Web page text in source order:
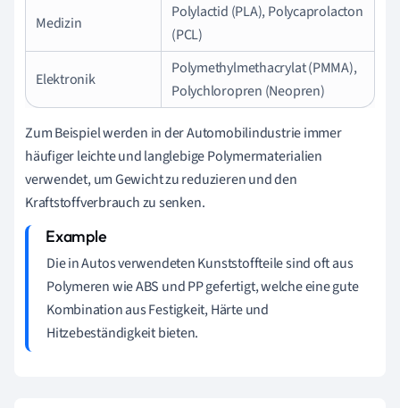
Medizin
Polylactid (PLA), Polycaprolacton
(PCL)
Elektronik
Polymethylmethacrylat (PMMA),
Polychloropren (Neopren)
Zum Beispiel werden in der Automobilindustrie immer
häufiger leichte und langlebige Polymermaterialien
verwendet, um Gewicht zu reduzieren und den
Kraftstoffverbrauch zu senken.
Die in Autos verwendeten Kunststoffteile sind oft aus
Polymeren wie ABS und PP gefertigt, welche eine gute
Kombination aus Festigkeit, Härte und
Hitzebeständigkeit bieten.